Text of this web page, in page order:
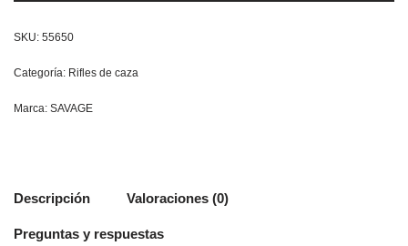
SKU: 55650
Categoría: Rifles de caza
Marca: SAVAGE
Descripción Valoraciones (0)
Preguntas y respuestas